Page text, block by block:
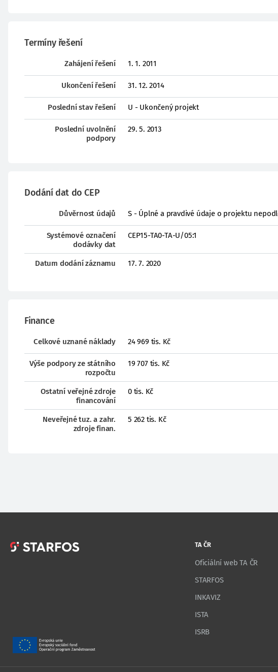
Termíny řešení
Zahájení řešení 1. 1. 2011
Ukončení řešení 31. 12. 2014
Poslední stav řešení U - Ukončený projekt
Poslední uvolnění
podpory
29. 5. 2013
Dodání dat do CEP
Důvěrnost údajů S - Úplné a pravdivé údaje o projektu
Systémové označení
dodávky dat
CEP15-TA0-TA-U/05:1
Datum dodání záznamu 17. 7. 2020
Finance
Celkové uznané náklady 24 969 tis. Kč
Výše podpory ze státního
rozpočtu
19 707 tis. Kč
Ostatní veřejné zdroje
financování
0 tis. Kč
Neveřejné tuz. a zahr.
zdroje finan.
5 262 tis. Kč
TA ČR
Oficiální web TA ČR
STARFOS
INKAVIZ
ISTA
ISRB